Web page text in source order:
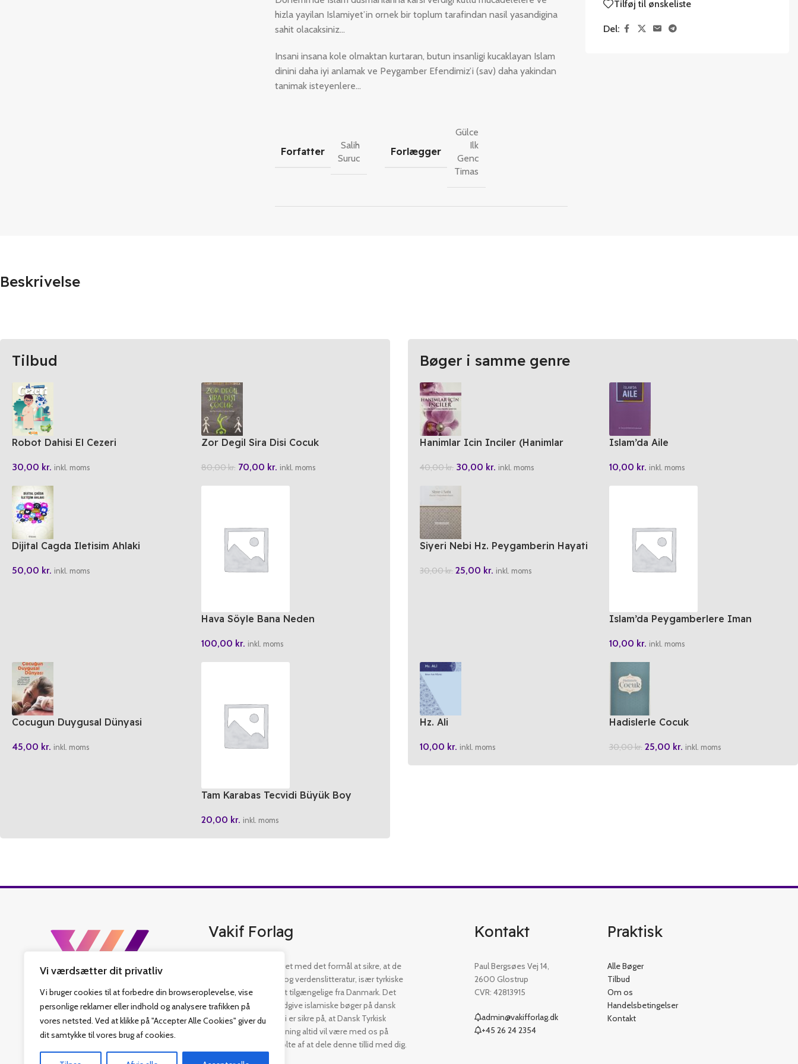
Vi værdsætter dit privatliv
Vi bruger cookies til at forbedre din browseroplevelse, vise
personlige reklamer eller indhold og analysere trafikken på
vores netsted. Ved at klikke på "Accepter Alle Cookies" giver du
dit samtykke til vores brug af cookies.
hizla yayilan Islamiyet’in ornek bir toplum tarafindan nasil yasandigina
sahit olacaksiniz…
Insani insana kole olmaktan kurtaran, butun insanligi kucaklayan Islam
dinini daha iyi anlamak ve Peygamber Efendimiz’i (sav) daha yakindan
tanimak isteyenlere…
Forfatter
Salih
Suruc
Forlægger
Gülce
Ilk
Genc
Timas
Tilføj til ønskeliste
Del:
Beskrivelse
Tilbud
Robot Dahisi El Cezeri
30,00 kr. inkl. moms
Zor Degil Sira Disi Cocuk
80,00kr. 70,00 kr. inkl. moms
Dijital Cagda Iletisim Ahlaki
50,00 kr. inkl. moms
Hava Söyle Bana Neden
100,00 kr. inkl. moms
Cocugun Duygusal Dünyasi
45,00 kr. inkl. moms
Tam Karabas Tecvidi Büyük Boy
20,00 kr. inkl. moms
Bøger i samme genre
Hanimlar Icin Inciler (Hanimlar
40,00kr. 30,00 kr. inkl. moms
Islam’da Aile
10,00 kr. inkl. moms
Siyeri Nebi Hz. Peygamberin Hayati
30,00kr. 25,00 kr. inkl. moms
Islam’da Peygamberlere Iman
10,00 kr. inkl. moms
Hz. Ali
10,00 kr. inkl. moms
Hadislerle Cocuk
30,00kr. 25,00 kr. inkl. moms
Vakif Forlag
Vakif Forlag er etableret med det formål at sikre, at de
bedste tyrkisk bøger og verdenslitteratur, især tyrkiske
islamiske bøger, er let tilgængelige fra Danmark. Det
har også fastlagt at udgive islamiske bøger på dansk
som sit hovedmål. Vi er sikre på, at Dansk Tyrkisk
Religiøs Fonds vejledning altid vil være med os på
denne rejse. Vi er stolte af at dele denne tillid med dig.
Kontakt
Paul Bergsøes Vej 14,
2600 Glostrup
CVR: 42813915
admin@vakifforlag.dk
+45 26 24 2354
Praktisk
Alle Bøger
Tilbud
Om os
Handelsbetingelser
Kontakt